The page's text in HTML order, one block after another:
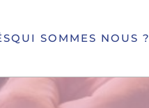
QUI SOMMES NOUS ?